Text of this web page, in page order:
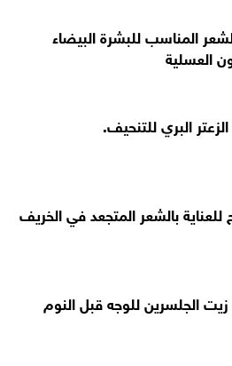
المناسب للبشرة البيضاء
العسلية
البري للتنحيف.
للعناية بالشعر المتجعد في الخريف
زيت الجلسرين للوجه قبل النوم